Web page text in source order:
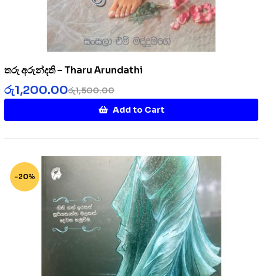
තරු අරුන්දති – Tharu Arundathi
රු1,500.00
රු1,200.00
Add to Cart
-20%